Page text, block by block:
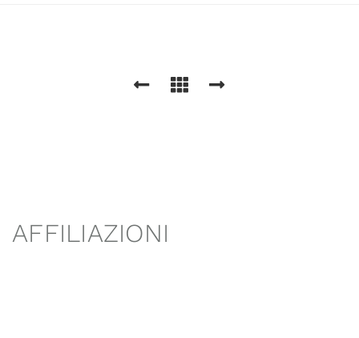
AFFILIAZIONI